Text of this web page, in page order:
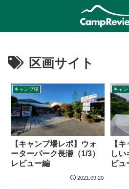
区画サイト
キャンプ場
【キャンプ場レポ】ウォ
ーターパーク長瀞（1/3）
レビュー編
2021.09.20
キャ
【
しい
ビュ